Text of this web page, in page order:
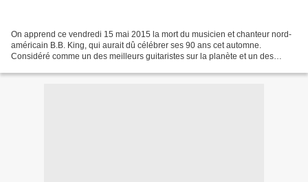
On apprend ce vendredi 15 mai 2015 la mort du musicien et chanteur nord-
américain B.B. King, qui aurait dû célébrer ses 90 ans cet automne.
Considéré comme un des meilleurs guitaristes sur la planète et un des